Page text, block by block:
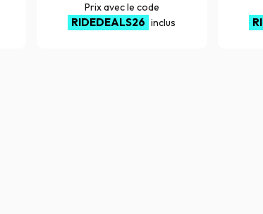
Prix avec le code
RIDEDEALS26 inclus